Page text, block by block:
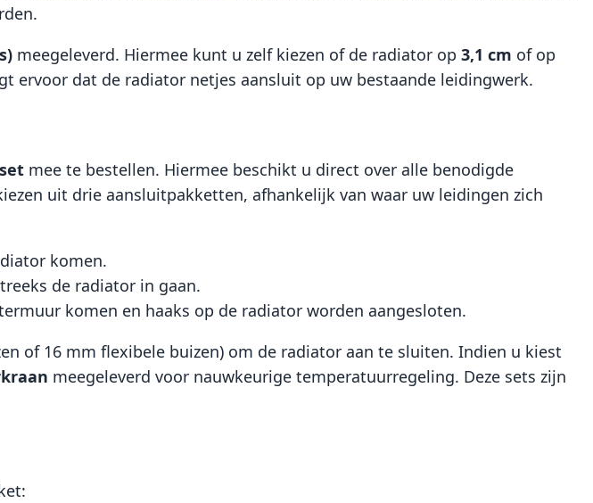
meegeleverd. Hiermee kunt u zelf kiezen of de radiator op 3,1 cm of op
ervoor dat de radiator netjes aansluit op uw bestaande leidingwerk.
mee te bestellen. Hiermee beschikt u direct over alle benodigde
uit drie aansluitpakketten, afhankelijk van waar uw leidingen zich
komen.
de radiator in gaan.
komen en haaks op de radiator worden aangesloten.
of 16 mm flexibele buizen) om de radiator aan te sluiten. Indien u kiest
meegeleverd voor nauwkeurige temperatuurregeling. Deze sets zijn